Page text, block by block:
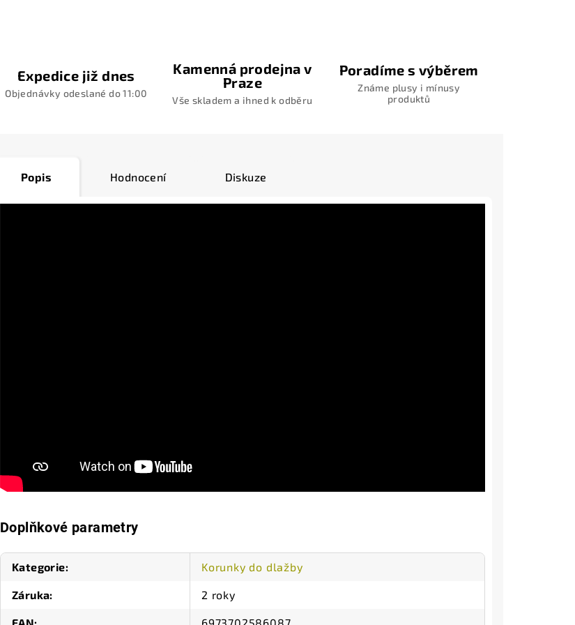
Expedice již dnes
Objednávky odeslané do 11:00
Kamenná prodejna v
Praze
Vše skladem a ihned k odběru
Poradíme s výběrem
Známe plusy i mínusy
produktů
Popis Hodnocení Diskuze
Doplňkové parametry
Kategorie: Korunky do dlažby
Záruka: 2 roky